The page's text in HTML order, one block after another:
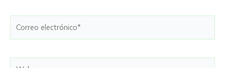
electrónico*